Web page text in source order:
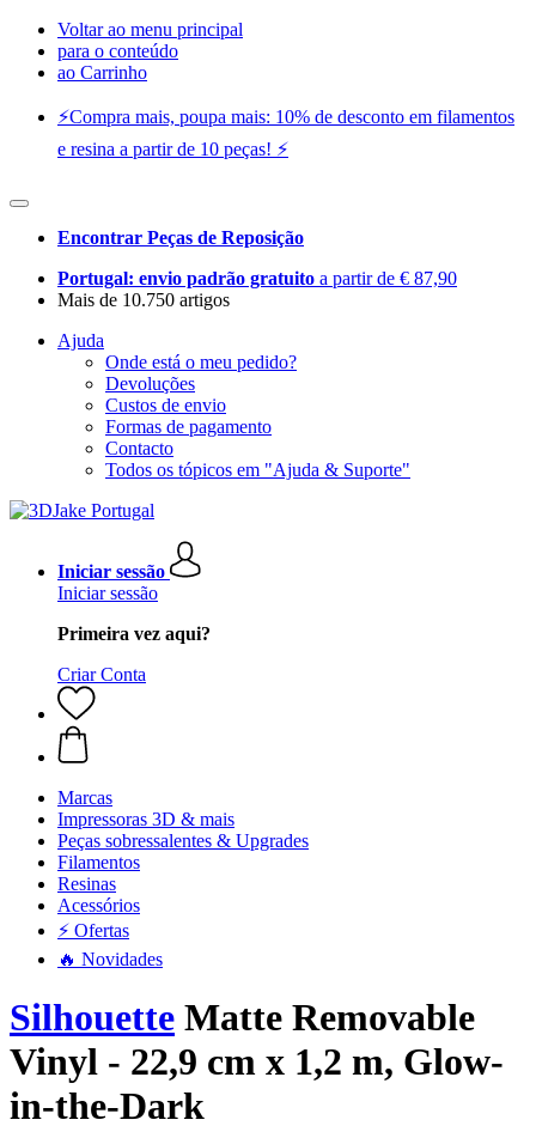
Voltar ao menu principal
para o conteúdo
ao Carrinho
⚡️Compra mais, poupa mais: 10% de desconto em filamentos
e resina a partir de 10 peças! ⚡️
Encontrar Peças de Reposição
Portugal: envio padrão gratuito a partir de € 87,90
Mais de 10.750 artigos
Ajuda
Onde está o meu pedido?
Devoluções
Custos de envio
Formas de pagamento
Contacto
Todos os tópicos em "Ajuda & Suporte"
Iniciar sessão
Iniciar sessão
Primeira vez aqui?
Criar Conta
Marcas
Impressoras 3D & mais
Peças sobressalentes & Upgrades
Filamentos
Resinas
Acessórios
⚡ Ofertas
🔥 Novidades
Silhouette Matte Removable
Vinyl - 22,9 cm x 1,2 m, Glow-
in-the-Dark